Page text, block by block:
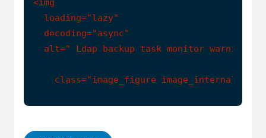
  loading="lazy"
  decoding="async"
  alt=" Ldap backup task monitor warning"
class="image_figure image_internal